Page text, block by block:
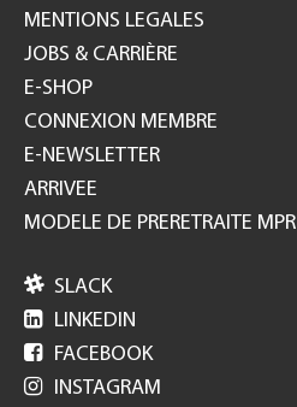
MENTIONS LEGALES
JOBS & CARRIÈRE
E-SHOP
CONNEXION MEMBRE
E-NEWSLETTER
ARRIVEE
MODELE DE PRERETRAITE MPR
 SLACK
 LINKEDIN
 FACEBOOK
 INSTAGRAM